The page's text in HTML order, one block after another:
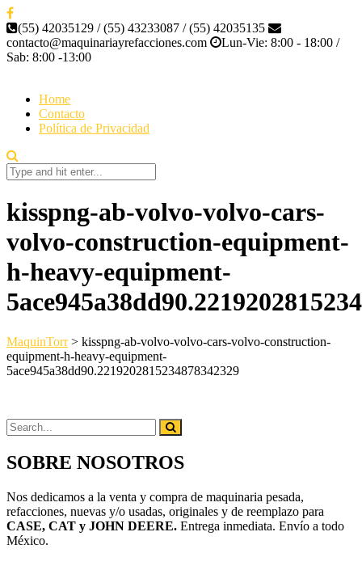
(55) 42035129 / (55) 43233087 / (55) 42035135
contacto@maquinariayrefacciones.com
Lun-Vie: 8:00 - 18:00 /
Sab: 8:00 -13:00
Home
Contacto
Política de Privacidad
kisspng-ab-volvo-volvo-cars-
volvo-construction-equipment-
h-heavy-equipment-
MaquinTorr> kisspng-ab-volvo-volvo-cars-volvo-construction-
equipment-h-heavy-equipment-
5ace945a38dd90.2219202815234878342329
SOBRE NOSOTROS
Nos dedicamos a la venta y compra de maquinaria pesada,
refacciones, nuevas y/o usadas, originales y de reemplazo para
CASE, CAT y JOHN DEERE. Entrega inmediata. Envío a todo
México.